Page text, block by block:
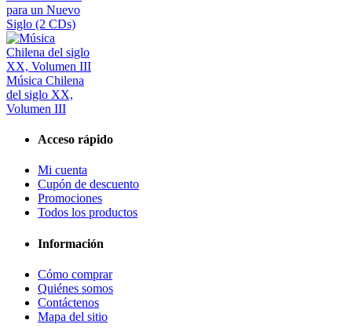
para un Nuevo
Siglo (2 CDs)
Música Chilena
del siglo XX,
Volumen III
Acceso rápido
Mi cuenta
Cupón de descuento
Promociones
Todos los productos
Información
Cómo comprar
Quiénes somos
Contáctenos
Mapa del sitio